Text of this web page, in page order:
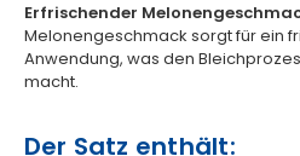
Erfrischender
Melonengeschmack sorgt für ein
Anwendung, was den
macht.
Der Satz enthält: